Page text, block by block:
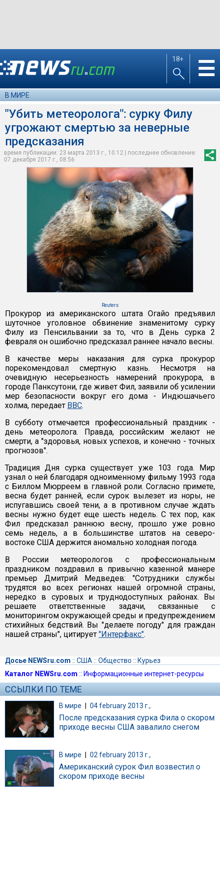
18+ ☰
В МИРЕ
"Убить метеоролога": сурку Филу
угрожают смертью за неверные
предсказания
время публикации: 23 марта 2013 г., 10:12 | последнее обновление:
07 декабря 2017 г., 08:56
Reuters
Прокурор из американского штата Огайо предъявил
шуточное уголовное обвинение знаменитому сурку
Филу из Пенсильвании за то, что в День сурка 2
февраля он ошибочно предсказал раннее начало весны.
В качестве меры наказания для сурка прокурор
порекомендовал смертную казнь. Несмотря на
очевидную несерьезность намерений прокурора, в
городе Панксутони, где живет Фил, заявили об усилении
мер безопасности вокруг его дома - Индюшачьего
холма, передает ВВС.
В субботу отмечается профессиональный праздник -
день метеоролога. Правда, российским желают не
смерти, а "здоровья, новых успехов, и конечно - точных
прогнозов".
Традиция Дня сурка существует уже 103 года. Мир
узнал о ней благодаря одноименному фильму 1993 года
с Биллом Мюрреем в главной роли. Согласно примете,
весна будет ранней, если сурок вылезет из норы, не
испугавшись своей тени, а в противном случае ждать
весны нужно будет еще шесть недель. С тех пор, как
Фил предсказал раннюю весну, прошло уже ровно
семь недель, а в большинстве штатов на северо-
востоке США держится аномально холодная погода.
В России метеорологов с профессиональным
праздником поздравил в привычно казенной манере
премьер Дмитрий Медведев: "Сотрудники службы
трудятся во всех регионах нашей огромной страны,
нередко в суровых и труднодоступных районах. Вы
решаете ответственные задачи, связанные с
мониторингом окружающей среды и предупреждением
стихийных бедствий. Вы "делаете погоду" для граждан
нашей страны", цитирует "Интерфакс".
Досье NEWSru.com :: США :: Общество :: Курьез
Каталог NEWSru.com :: Информационные интернет-ресурсы
ССЫЛКИ ПО ТЕМЕ
В мире | 04 february 2013 г.,
После предсказания сурка Фила о скором
приходе весны США завалило снегом
В мире 02 february 2013 г.,
Американский сурок Фил возвестил о
скором приходе весны